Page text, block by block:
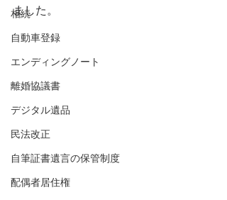
相続
自動車登録
エンディングノート
離婚協議書
デジタル遺品
民法改正
自筆証書遺言の保管制度
配偶者居住権
ました。